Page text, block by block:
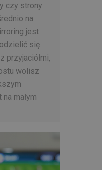
czy strony
na
jest
się
przyjaciółmi,
wolisz
małym